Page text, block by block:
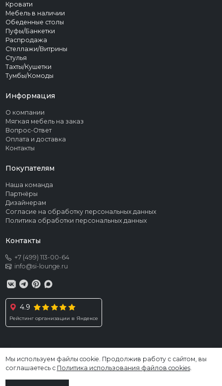
Мы используем файлы cookie. Продолжив работу с сайтом, вы
соглашаетесь с Политика использования файлов cookies.
Кровати
Мебель в наличии
Обеденные столы
Пуфы/Банкетки
Распродажа
Стеллажи/Витрины
Стулья
Тахты/Кушетки
Тумбы/Комоды
Информация
О компании
Мягкая мебель на заказ
Вопрос-Ответ
Оплата и доставка
Контакты
Покупателям
Наша команда
Партнёры
Дизайнерам
Согласие на обработку персональных данных
Политика обработки персональных данных
Контакты
+7 (499) 113-00-64
info@si-lounge.ru
4.9
Рейстинг организации в Яндексе
© 2026 SI LOUNGE. Все права защищены
Информация, размещённая на сайте, не является публичной офертой